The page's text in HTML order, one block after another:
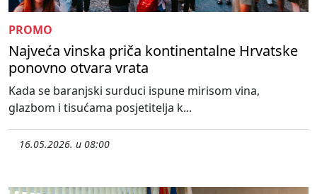
PROMO
Najveća vinska priča kontinentalne Hrvatske
ponovno otvara vrata
Kada se baranjski surduci ispune mirisom vina,
glazbom i tisućama posjetitelja k...
16.05.2026. u 08:00